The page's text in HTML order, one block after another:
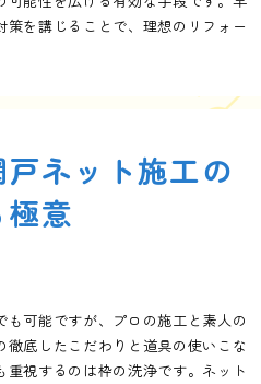
を講じることで、理想のリフォー
ネット施工の
意
可能ですが、プロの施工と素人の
底したこだわりと道具の使いこな
重視するのは枠の洗浄です。ネット